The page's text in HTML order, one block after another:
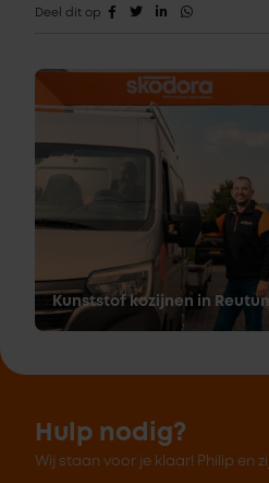
Deel dit op
Kunststof kozijnen in
Hulp nodig?
Wij staan voor je klaar! Philip en